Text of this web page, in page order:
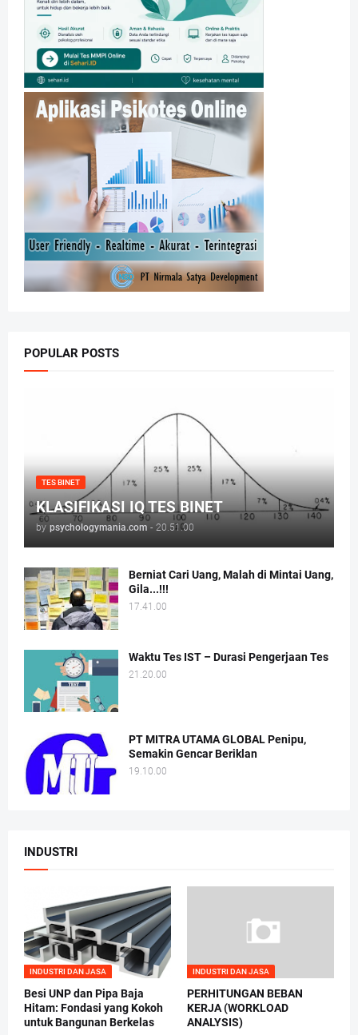
POPULAR POSTS
TES BINET
KLASIFIKASI IQ TES BINET
by psychologymania.com - 20.51.00
Berniat Cari Uang, Malah di Mintai Uang,
Gila...!!!
17.41.00
Waktu Tes IST – Durasi Pengerjaan Tes
21.20.00
PT MITRA UTAMA GLOBAL Penipu,
Semakin Gencar Beriklan
19.10.00
INDUSTRI
INDUSTRI DAN JASA
Besi UNP dan Pipa Baja
Hitam: Fondasi yang Kokoh
untuk Bangunan Berkelas
INDUSTRI DAN JASA
PERHITUNGAN BEBAN
KERJA (WORKLOAD
ANALYSIS)